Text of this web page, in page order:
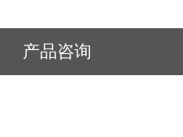
产品咨询